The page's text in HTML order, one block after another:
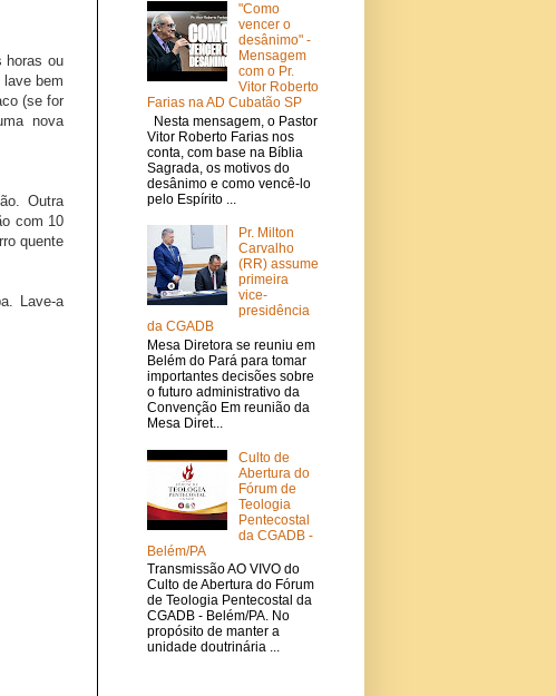
horas ou
bem
(se for
nova
Outra
com 10
quente
Lave-a
"Como
vencer o
desânimo" -
Mensagem
com o Pr.
Vitor Roberto
Farias na AD Cubatão SP
Nesta mensagem, o Pastor
Vitor Roberto Farias nos
conta, com base na Bíblia
Sagrada, os motivos do
desânimo e como vencê-lo
pelo Espírito ...
Pr. Milton
Carvalho
(RR) assume
primeira
vice-
presidência
da CGADB
Mesa Diretora se reuniu em
Belém do Pará para tomar
importantes decisões sobre
o futuro administrativo da
Convenção Em reunião da
Mesa Diret...
Culto de
Abertura do
Fórum de
Teologia
Pentecostal
da CGADB -
Belém/PA
Transmissão AO VIVO do
Culto de Abertura do Fórum
de Teologia Pentecostal da
CGADB - Belém/PA. No
propósito de manter a
unidade doutrinária ...